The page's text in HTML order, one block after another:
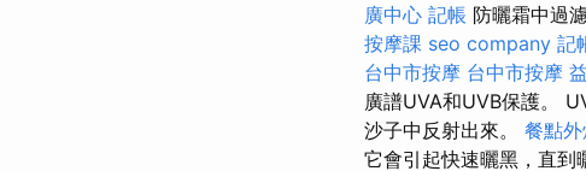
廣中心 記帳 防曬霜中過
按摩課 seo company 記
台中市按摩 台中市按摩
廣譜UVA和UVB保護。
沙子中反射出來。 餐點外
它會引起快速曬黑，直到